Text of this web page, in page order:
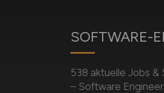
SOFTWARE-
538 aktuelle Jobs
– Software